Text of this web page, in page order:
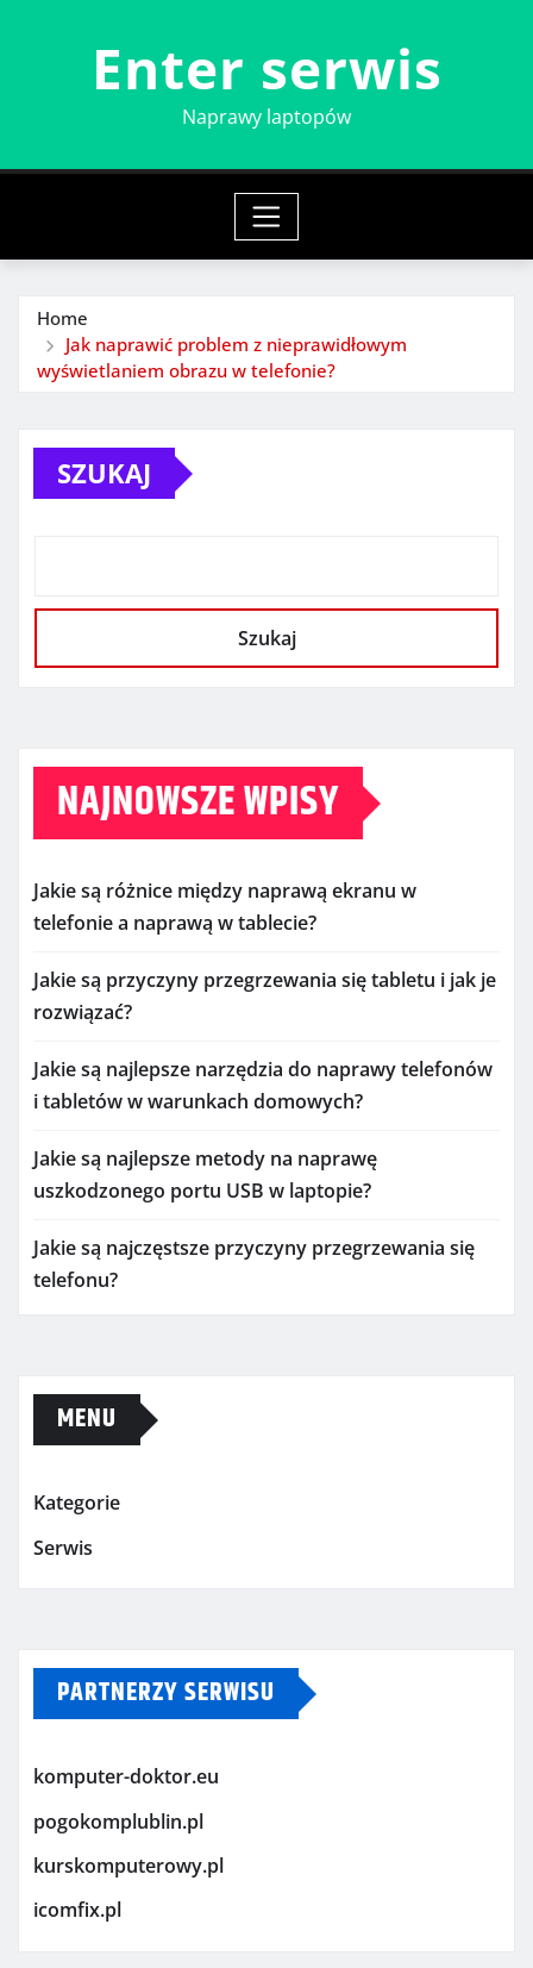
Enter serwis
Naprawy laptopów
Home
Jak naprawić problem z nieprawidłowym
wyświetlaniem obrazu w telefonie?
SZUKAJ
Szukaj
NAJNOWSZE WPISY
Jakie są różnice między naprawą ekranu w
telefonie a naprawą w tablecie?
Jakie są przyczyny przegrzewania się tabletu i jak je
rozwiązać?
Jakie są najlepsze narzędzia do naprawy telefonów
i tabletów w warunkach domowych?
Jakie są najlepsze metody na naprawę
uszkodzonego portu USB w laptopie?
Jakie są najczęstsze przyczyny przegrzewania się
telefonu?
MENU
Kategorie
Serwis
PARTNERZY SERWISU
komputer-doktor.eu
pogokomplublin.pl
kurskomputerowy.pl
icomfix.pl